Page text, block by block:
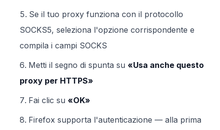
Se il tuo proxy funziona con il protocollo
SOCKS5, seleziona l'opzione corrispondente e
compila i campi SOCKS
Metti il segno di spunta su «Usa anche questo
proxy per HTTPS»
Fai clic su «OK»
Firefox supporta l'autenticazione — alla prima